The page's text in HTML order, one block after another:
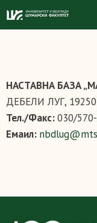
НАСТАВНА БАЗА
ДЕБЕЛИ ЛУГ,
Тел./Факс:030/
Емаил: